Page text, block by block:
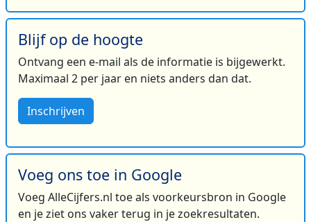
Blijf op de hoogte
Ontvang een e-mail als de informatie is bijgewerkt.
Maximaal 2 per jaar en niets anders dan dat.
Inschrijven
Voeg ons toe in Google
Voeg AlleCijfers.nl toe als voorkeursbron in Google
en je ziet ons vaker terug in je zoekresultaten.